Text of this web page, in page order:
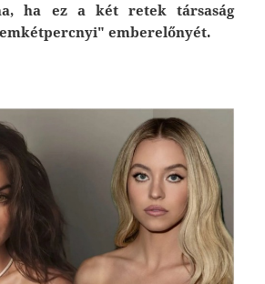
ha ez a két retek társaság
emberelőnyét.